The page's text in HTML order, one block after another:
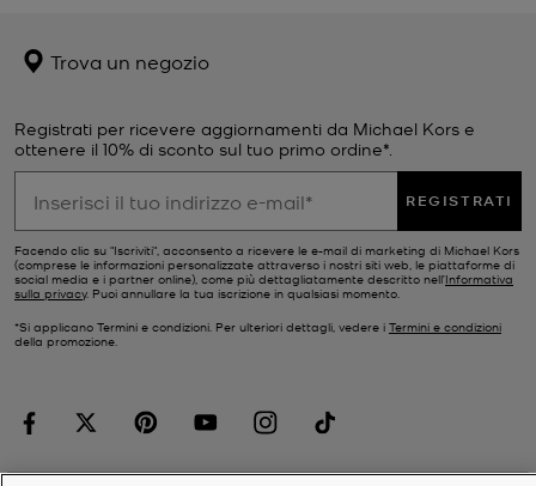
Trova un negozio
Registrati per ricevere aggiornamenti da Michael Kors e
ottenere il 10% di sconto sul tuo primo ordine*.
REGISTRATI
Facendo clic su "Iscriviti", acconsento a ricevere le e-mail di marketing di Michael Kors
(comprese le informazioni personalizzate attraverso i nostri siti web, le piattaforme di
social media e i partner online), come più dettagliatamente descritto nell’Informativa
sulla privacy. Puoi annullare la tua iscrizione in qualsiasi momento.
*Si applicano Termini e condizioni. Per ulteriori dettagli, vedere i Termini e condizioni
della promozione.